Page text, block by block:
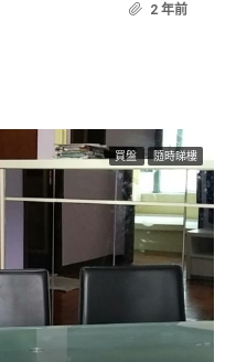
2 年前
買盤 隨時睇樓